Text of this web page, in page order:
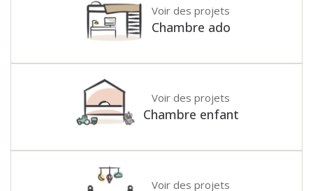
Voir des projets
Chambre ado
Voir des projets
Chambre enfant
Voir des projets